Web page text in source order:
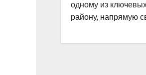
одному из
району, напрямую